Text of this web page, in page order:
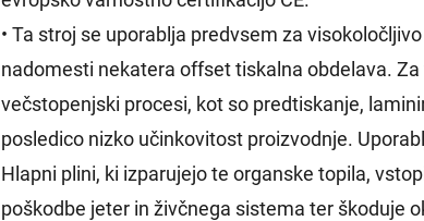
• Ta stroj se uporablja predvsem za
nadomesti nekatera offset tiskalna obdelava.
večstopenjski procesi, kot so predtiskanje,
posledico nizko učinkovitost proizvodnje.
Hlapni plini, ki izparujejo te organske topila,
poškodbe jeter in živčnega sistema ter škoduje